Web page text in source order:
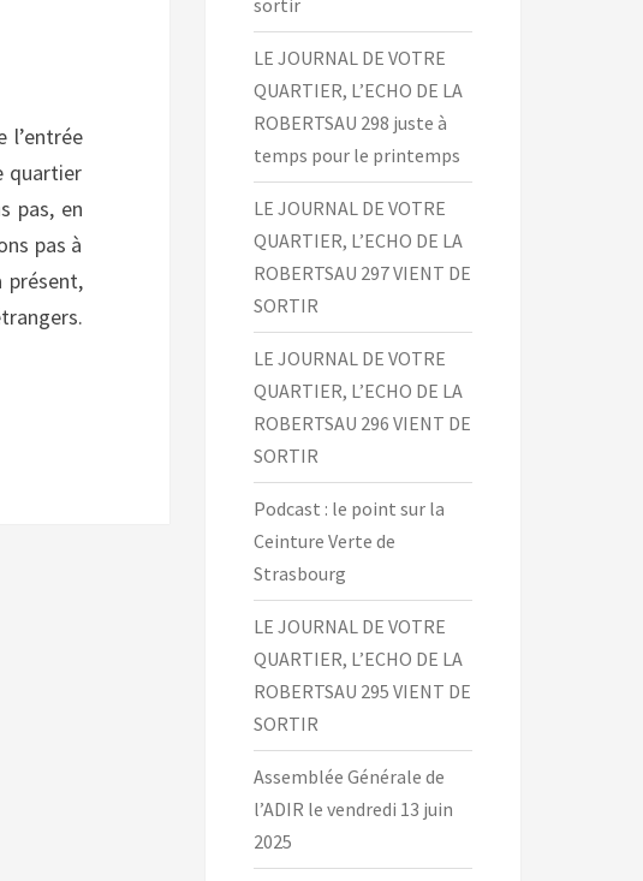
l’entrée
quartier
pas, en
pas à
présent,
sortir
LE JOURNAL DE VOTRE
QUARTIER, L’ECHO DE LA
ROBERTSAU 298 juste à
temps pour le printemps
LE JOURNAL DE VOTRE
QUARTIER, L’ECHO DE LA
ROBERTSAU 297 VIENT DE
SORTIR
LE JOURNAL DE VOTRE
QUARTIER, L’ECHO DE LA
ROBERTSAU 296 VIENT DE
SORTIR
Podcast : le point sur la
Ceinture Verte de
Strasbourg
LE JOURNAL DE VOTRE
QUARTIER, L’ECHO DE LA
ROBERTSAU 295 VIENT DE
SORTIR
Assemblée Générale de
l’ADIR le vendredi 13 juin
2025